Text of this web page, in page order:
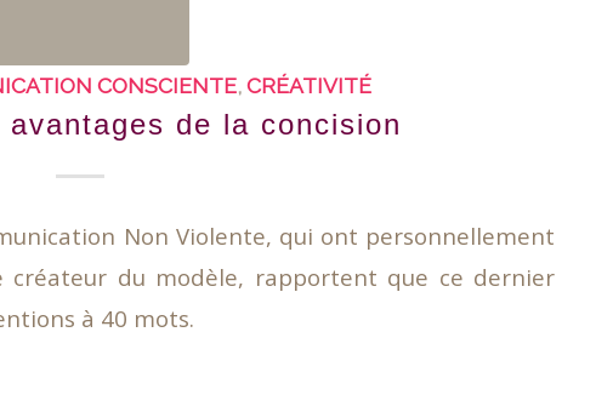
CONSCIENTE,CRÉATIVITÉ
de la concision
Non Violente, qui ont personnellement
créateur du modèle, rapportent que ce dernier
à 40 mots.